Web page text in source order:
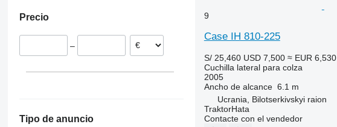
Lituania
Alemania
Precio
–
Tipo de anuncio
9
Case IH 810-225
S/ 25,460 USD 7,500 ≈ EUR 6,530
Cuchilla lateral para colza
2005
Ancho de alcance 6.1 m
Ucrania, Bilotserkivskyi raion
TraktorHata
Contacte con el vendedor